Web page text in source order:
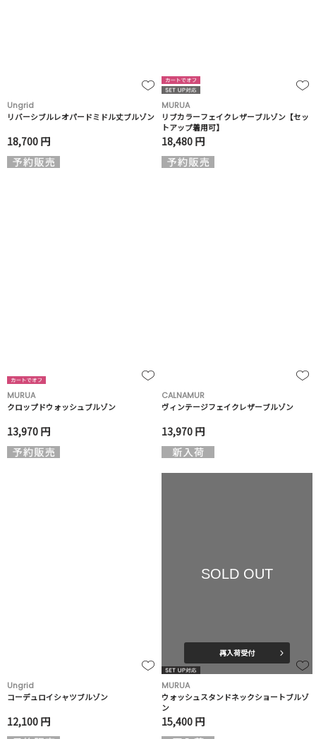
Ungrid
リバーシブルレオパードミドル丈ブルゾン
18,700 円
MURUA
リブカラーフェイクレザーブルゾン【セッ
トアップ着用可】
18,480 円
MURUA
クロップドウォッシュブルゾン
13,970 円
CALNAMUR
ヴィンテージフェイクレザーブルゾン
13,970 円
Ungrid
コーデュロイシャツブルゾン
12,100 円
SOLD OUT
再入荷受付
MURUA
ウォッシュスタンドネックショートブルゾ
ン
15,400 円